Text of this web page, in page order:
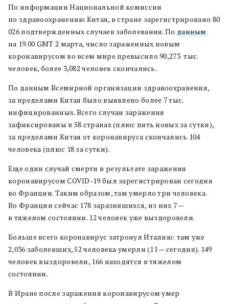
По информации Национальной комиссии
по здравоохранению Китая, в стране зарегистрировано 80
026 подтвержденных случаев заболевания. По данным
на 19.00 GMT 2 марта, число зараженных новым
коронавирусом во всем мире превысило 90,273 тыс.
человек, более 3,082 человек скончались.
По данным Всемирной организации здравоохранения,
за пределами Китая было выявлено более 7 тыс.
инфицированных. Всего случаи заражения
зафиксированы в 58 странах (плюс пять новых за сутки),
за пределами Китая от коронавируса скончались 104
человека (плюс 18 за сутки).
Еще один случай смерти в результате заражения
коронавирусом COVID-19 был зарегистрирован сегодня
во Франции. Таким образом, там умерло три человека.
Во Франции сейчас 178 заразившихся, из них 7 —
в тяжелом состоянии. 12 человек уже выздоровели.
Больше всего коронавирус затронул Италию: там уже
2,036 заболевших, 52 человека умерли (11 — сегодня). 149
человек выздоровели, 166 находятся в тяжелом
состоянии.
В Иране после заражения коронавирусом умер